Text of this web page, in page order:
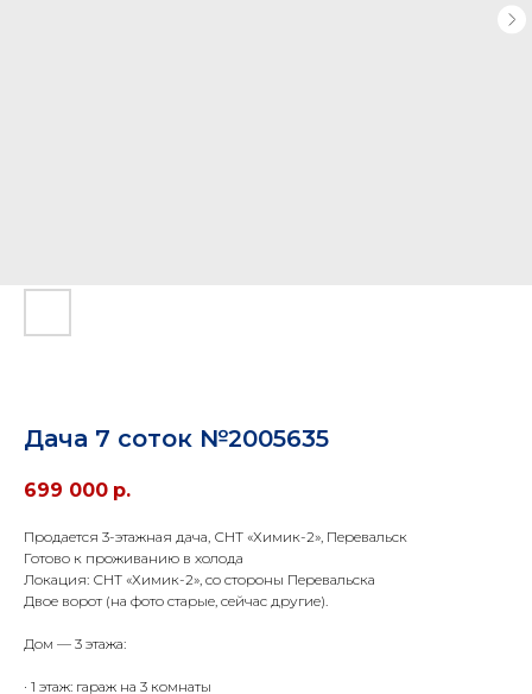
Дача 7 соток №2005635
699 000 р.
Продается 3-этажная дача, СНТ «Химик-2», Перевальск
Готово к проживанию в холода
Локация: СНТ «Химик-2», со стороны Перевальска
Двое ворот (на фото старые, сейчас другие).
Дом — 3 этажа:
· 1 этаж: гараж на 3 комнаты